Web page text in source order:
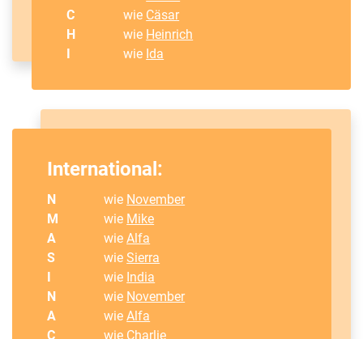
C
wie Cäsar
H
wie Heinrich
I
wie Ida
International:
N wie November
M
wie Mike
A
wieAlfa
S
wieSierra
I
wie India
N
wie November
A
wieAlfa
C
wie Charlie